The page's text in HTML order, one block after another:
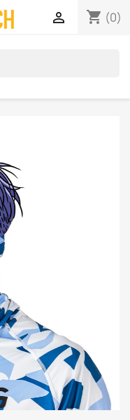
shopping_cart (0)
